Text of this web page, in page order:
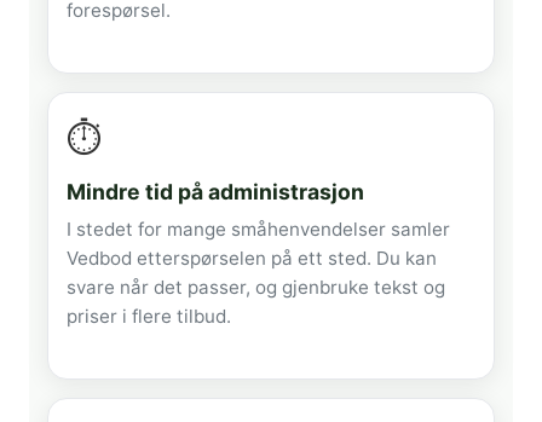
forespørsel.
⏱️
Mindre tid på administrasjon
I stedet for mange småhenvendelser samler
Vedbod etterspørselen på ett sted. Du kan
svare når det passer, og gjenbruke tekst og
priser i flere tilbud.